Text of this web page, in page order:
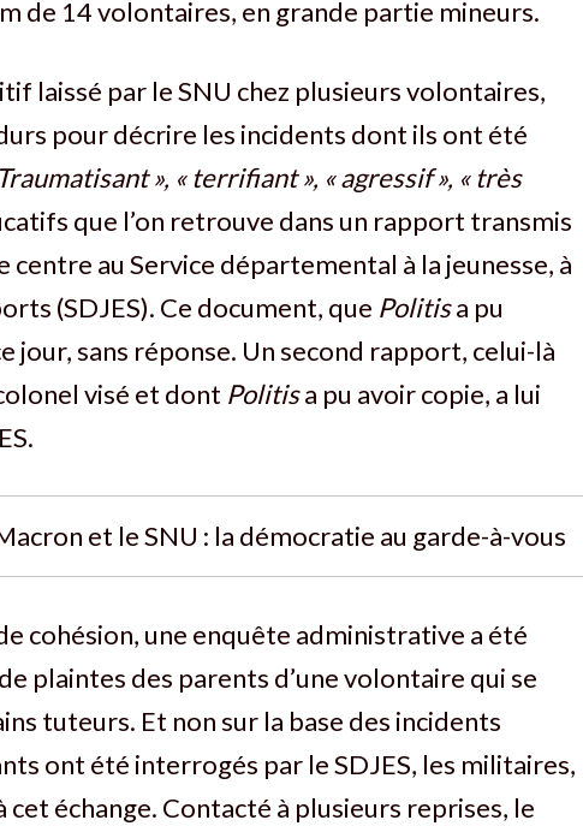
de 14 volontaires, en grande partie mineurs.
laissé par le SNU chez plusieurs volontaires,
pour décrire les incidents dont ils ont été
», « terrifiant », « agressif », « très
que l’on retrouve dans un rapport transmis
centre au Service départemental à la jeunesse, à
(SDJES). Ce document, que Politisa pu
jour, sans réponse. Un second rapport, celui-là
visé et dont Politisa pu avoir copie, a lui
et le SNU : la démocratie au garde-à-vous
cohésion, une enquête administrative a été
plaintes des parents d’une volontaire qui se
tuteurs. Et non sur la base des incidents
ont été interrogés par le SDJES, les militaires,
cet échange. Contacté à plusieurs reprises, le